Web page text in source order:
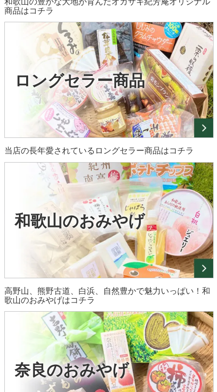
商品はコチラ
ロングセラー商品
当店の長年愛されているロングセラー商品はコチラ
和歌山のおみやげ
高野山、熊野古道、白浜、自然豊かで魅力いっぱい！和
歌山のおみやげはコチラ
奈良のおみやげ